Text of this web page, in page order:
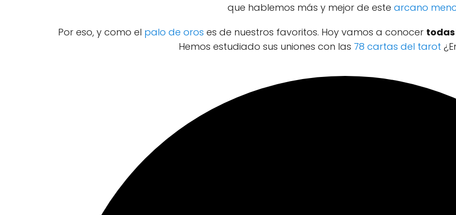
que hablemos más y mejor de este arcano
Por eso, y como el palo de oros es de nuestros favoritos. Hoy vamos a conocer
Hemos estudiado sus uniones con las 78 cartas del tarot